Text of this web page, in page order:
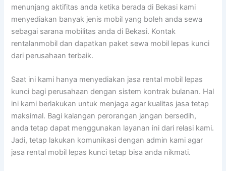
menunjang aktifitas anda ketika berada di Bekasi kami
menyediakan banyak jenis mobil yang boleh anda sewa
sebagai sarana mobilitas anda di Bekasi. Kontak
rentalanmobil dan dapatkan paket sewa mobil lepas kunci
dari perusahaan terbaik.
Saat ini kami hanya menyediakan jasa rental mobil lepas
kunci bagi perusahaan dengan sistem kontrak bulanan. Hal
ini kami berlakukan untuk menjaga agar kualitas jasa tetap
maksimal. Bagi kalangan perorangan jangan bersedih,
anda tetap dapat menggunakan layanan ini dari relasi kami.
Jadi, tetap lakukan komunikasi dengan admin kami agar
jasa rental mobil lepas kunci tetap bisa anda nikmati.